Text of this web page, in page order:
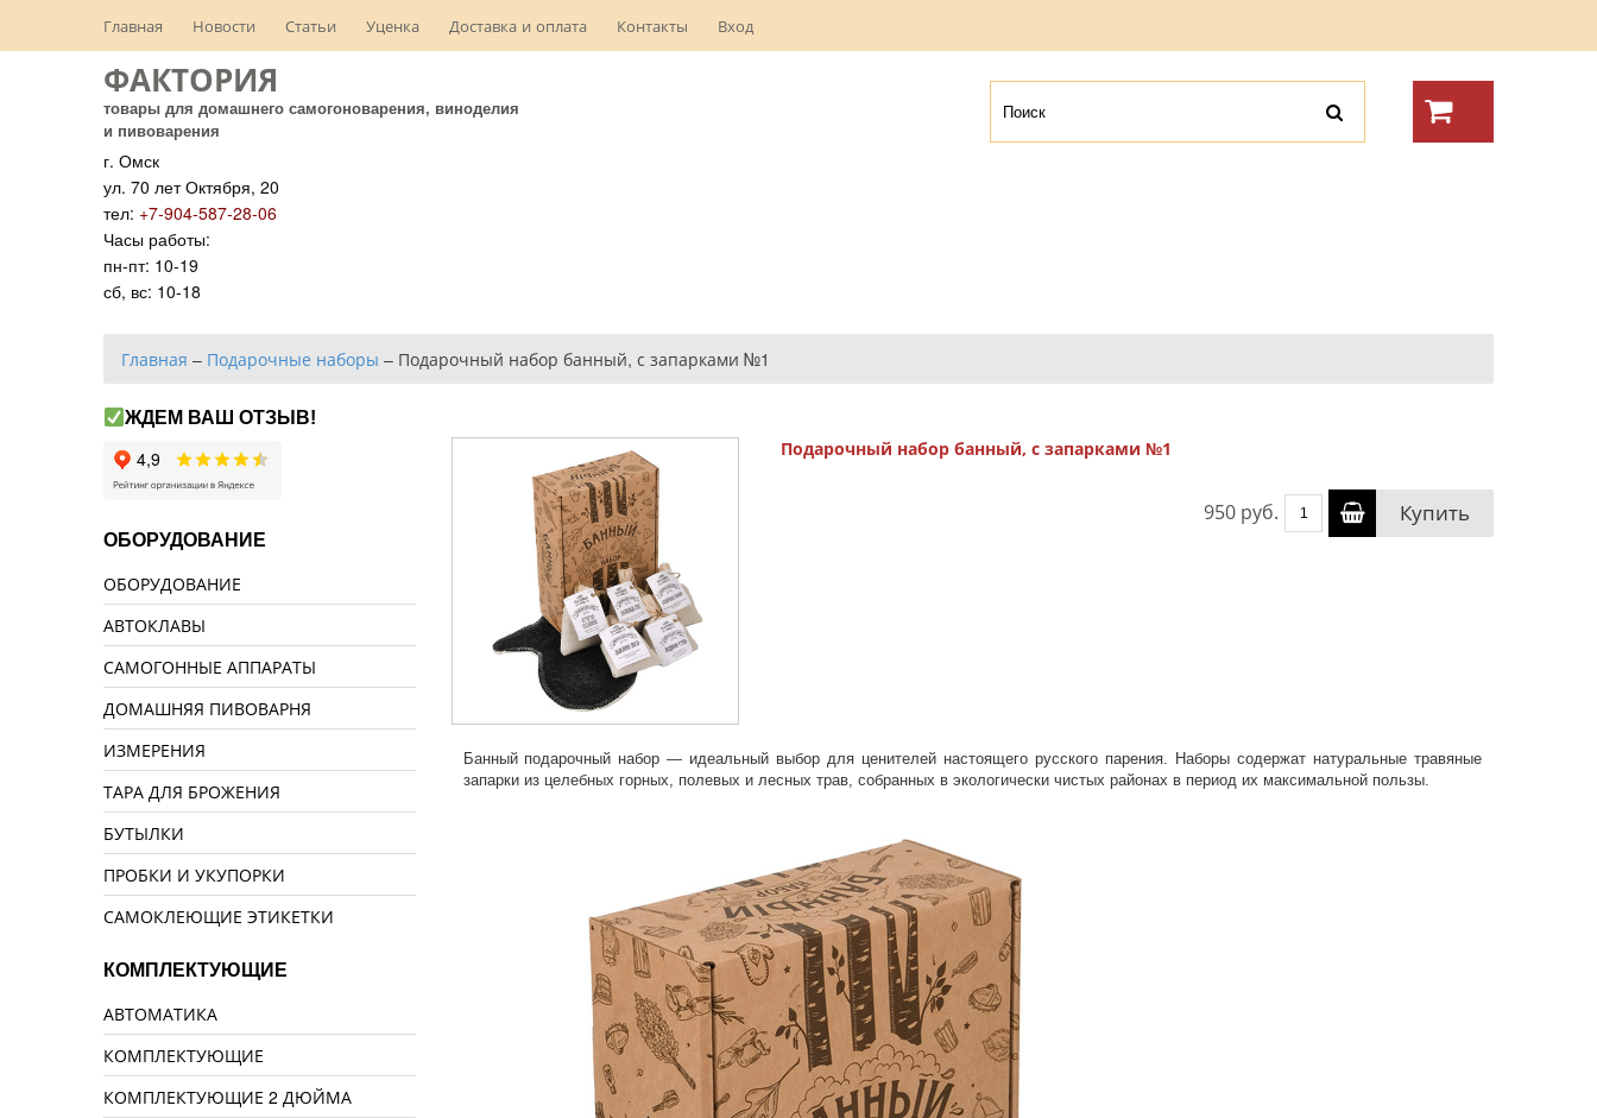
Главная Новости Статьи Уценка Доставка и оплата Контакты Вход
ФАКТОРИЯ
товары для домашнего самогоноварения, виноделия
и пивоварения
г. Омск
ул. 70 лет Октября, 20
тел: +7-904-587-28-06
Часы работы:
пн-пт: 10-19
сб, вс: 10-18
Главная – Подарочные наборы – Подарочный набор банный, с запарками №1
Подарочный набор банный, с запарками №1
950 руб. Купить
Банный подарочный набор — идеальный выбор для ценителей настоящего русского парения. Наборы содержат натуральные травяные
запарки из целебных горных, полевых и лесных трав, собранных в экологически чистых районах в период их максимальной пользы.
ЖДЕМ ВАШ ОТЗЫВ!
ОБОРУДОВАНИЕ
ОБОРУДОВАНИЕ
АВТОКЛАВЫ
САМОГОННЫЕ АППАРАТЫ
ДОМАШНЯЯ ПИВОВАРНЯ
ИЗМЕРЕНИЯ
ТАРА ДЛЯ БРОЖЕНИЯ
БУТЫЛКИ
ПРОБКИ И УКУПОРКИ
САМОКЛЕЮЩИЕ ЭТИКЕТКИ
КОМПЛЕКТУЮЩИЕ
АВТОМАТИКА
КОМПЛЕКТУЮЩИЕ
КОМПЛЕКТУЮЩИЕ 2 ДЮЙМА